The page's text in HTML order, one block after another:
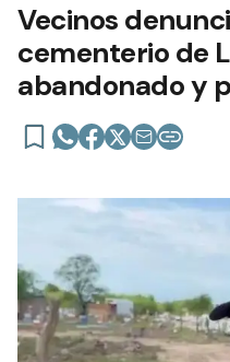
Vecinos
cementerio de
abandonado y